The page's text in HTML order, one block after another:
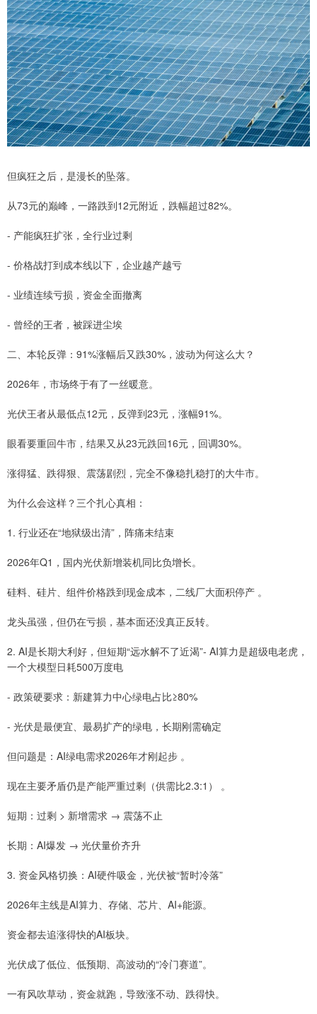
但疯狂之后，是漫长的坠落。
从73元的巅峰，一路跌到12元附近，跌幅超过82%。
- 产能疯狂扩张，全行业过剩
- 价格战打到成本线以下，企业越产越亏
- 业绩连续亏损，资金全面撤离
- 曾经的王者，被踩进尘埃
二、本轮反弹：91%涨幅后又跌30%，波动为何这么大？
2026年，市场终于有了一丝暖意。
光伏王者从最低点12元，反弹到23元，涨幅91%。
眼看要重回牛市，结果又从23元跌回16元，回调30%。
涨得猛、跌得狠、震荡剧烈，完全不像稳扎稳打的大牛市。
为什么会这样？三个扎心真相：
1. 行业还在“地狱级出清”，阵痛未结束
2026年Q1，国内光伏新增装机同比负增长。
硅料、硅片、组件价格跌到现金成本，二线厂大面积停产 。
龙头虽强，但仍在亏损，基本面还没真正反转。
2. AI是长期大利好，但短期“远水解不了近渴”- AI算力是超级电老虎，
一个大模型日耗500万度电
- 政策硬要求：新建算力中心绿电占比≥80%
- 光伏是最便宜、最易扩产的绿电，长期刚需确定
但问题是：AI绿电需求2026年才刚起步 。
现在主要矛盾仍是产能严重过剩（供需比2.3:1） 。
短期：过剩 > 新增需求 → 震荡不止
长期：AI爆发 → 光伏量价齐升
3. 资金风格切换：AI硬件吸金，光伏被“暂时冷落”
2026年主线是AI算力、存储、芯片、AI+能源。
资金都去追涨得快的AI板块。
光伏成了低位、低预期、高波动的“冷门赛道”。
一有风吹草动，资金就跑，导致涨不动、跌得快。